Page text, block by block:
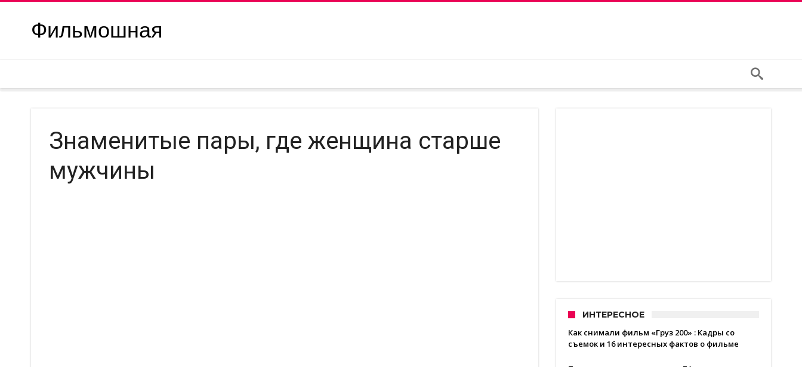
Фильмошная
Знаменитые пары, где женщина старше
мужчины
ИНТЕРЕСНОЕ
Как снимали фильм «Груз 200» : Кадры со
съемок и 16 интересных фактов о фильме